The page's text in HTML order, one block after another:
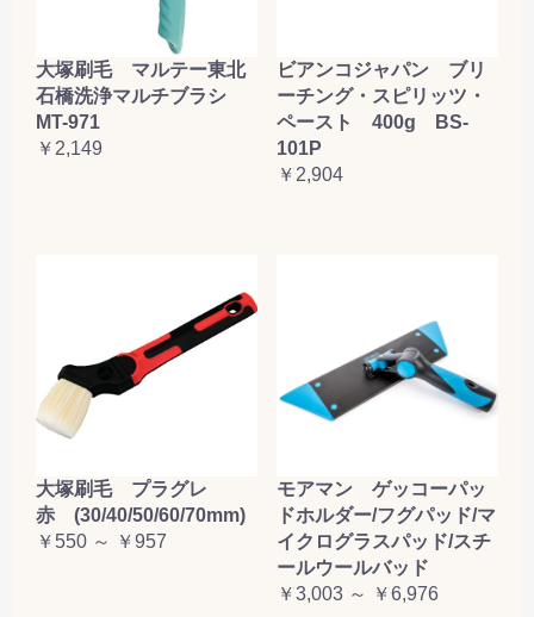
大塚刷毛 マルテー東北
石橋洗浄マルチブラシ
MT-971
￥2,149
ビアンコジャパン ブリ
ーチング・スピリッツ・
ペースト 400g BS-
101P
￥2,904
大塚刷毛 プラグレ
赤 (30/40/50/60/70mm)
￥550 ～ ￥957
モアマン ゲッコーパッ
ドホルダー/フグパッド/マ
イクログラスパッド/スチ
ールウールバッド
￥3,003 ～ ￥6,976